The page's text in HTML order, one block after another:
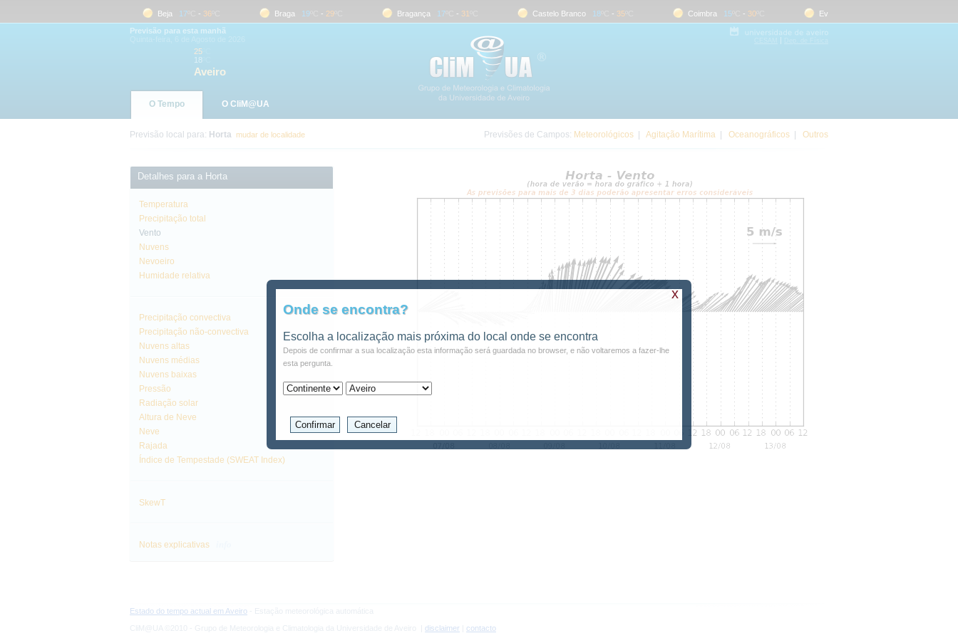
Beja 17ºC 36ºC Braga 19ºC 29ºC Bragança 17ºC 31ºC Castelo Branco 18ºC 35ºC Coimbra 15ºC 30ºC Evora
|
Previsão para esta manhã
25
18
Aveiro
O Tempo O CliM@UA
Previsão local para: Horta mudar de localidade Previsões de Campos: Meteorológicos Agitação Marítima Oceanográficos Outros
Detalhes para a Horta
Temperatura
Precipitação total
Vento
Nuvens
Nevoeiro
Humidade relativa
Precipitação convectiva
Precipitação não-convectiva
Nuvens altas
Nuvens médias
Nuvens baixas
Pressão
Radiação solar
Altura de Neve
Neve
Rajada
Índice de Tempestade (SWEAT Index)
SkewT
Notas explicativas
Estado do tempo actual em Aveiro - Estação meteorológica automática
CliM@UA ©2010 - Grupo de Meteorologia e Climatologia da Universidade de Aveiro | disclaimer contacto
Onde se encontra?
Escolha a localização mais próxima do local onde se encontra
Depois de confirmar a sua localização esta informação será guardada no browser, e não voltaremos a fazer-lhe
esta pergunta.
x